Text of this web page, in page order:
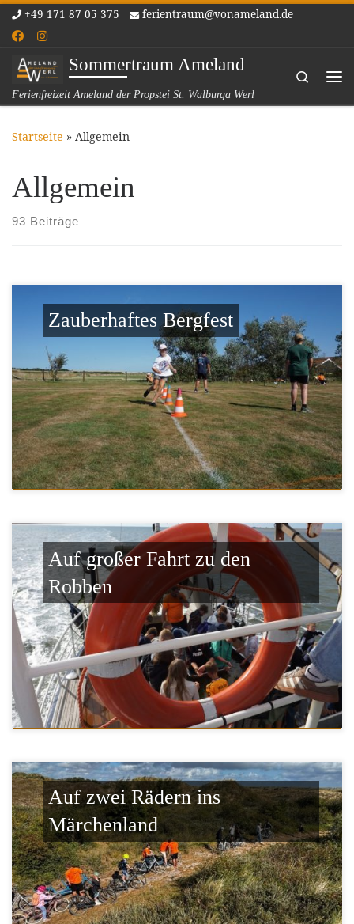
Zum Inhalt springen
+49 171 87 05 375 ferientraum@vonameland.de
Sommertraum Ameland
Ferienfreizeit Ameland der Propstei St. Walburga Werl
Search
Startseite » Allgemein
Allgemein
93 Beiträge
Zauberhaftes Bergfest
Auf großer Fahrt zu den
Robben
Auf zwei Rädern ins
Märchenland